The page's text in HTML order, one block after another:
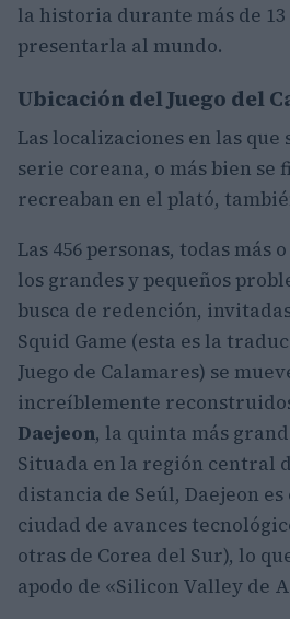
la historia durante más de 13
presentarla al mundo.
Ubicación del Juego del
Las localizaciones en las que
serie coreana, o más bien se
recreaban en el plató,
Las 456 personas, todas más
los grandes y pequeños
busca de redención,
Squid Game (esta es la
Juego de Calamares) se
increíblemente
Daejeon, la quinta más
Situada en la región central
distancia de Seúl, Daejeon
ciudad de avances
otras de Corea del Sur), lo
apodo de «Silicon Valley de